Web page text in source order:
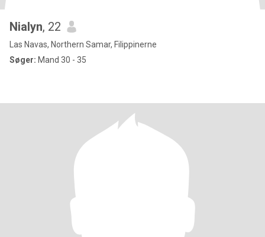
Nialyn, 22
Las Navas, Northern Samar, Filippinerne
Søger: Mand 30 - 35